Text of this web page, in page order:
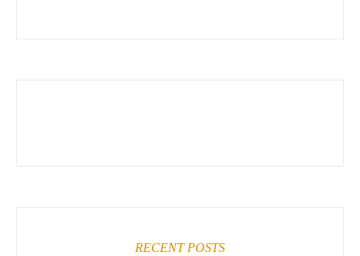
RECENT POSTS